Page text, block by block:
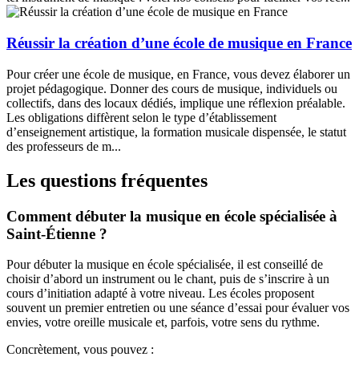
Réussir la création d’une école de musique en France
Pour créer une école de musique, en France, vous devez élaborer un
projet pédagogique. Donner des cours de musique, individuels ou
collectifs, dans des locaux dédiés, implique une réflexion préalable.
Les obligations diffèrent selon le type d’établissement
d’enseignement artistique, la formation musicale dispensée, le statut
des professeurs de m...
Les questions fréquentes
Comment débuter la musique en école spécialisée à
Saint-Étienne ?
Pour débuter la musique en école spécialisée, il est conseillé de
choisir d’abord un instrument ou le chant, puis de s’inscrire à un
cours d’initiation adapté à votre niveau. Les écoles proposent
souvent un premier entretien ou une séance d’essai pour évaluer vos
envies, votre oreille musicale et, parfois, votre sens du rythme.
Concrètement, vous pouvez :